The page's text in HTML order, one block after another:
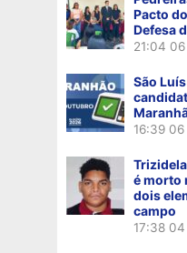
Pacto
Defesa
21:04
São
16:39 06
é morto
dois
campo
17:38